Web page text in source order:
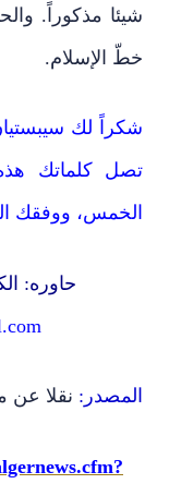
شيئا مذكوراً.
خطّ الإسلام.
شكراً لك
تصل كلماتك
الخمس، ووفقك
حاوره:
المصدر: نقلا عن